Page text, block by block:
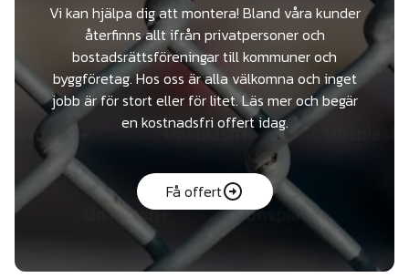
Vi kan hjälpa dig att montera! Bland våra kunder
återfinns allt ifrån privatpersoner och
bostadsrättsföreningar till kommuner och
byggföretag. Hos oss är alla välkomna och inget
jobb är för stort eller för litet. Läs mer och begär
en kostnadsfri offert idag.
Få offert